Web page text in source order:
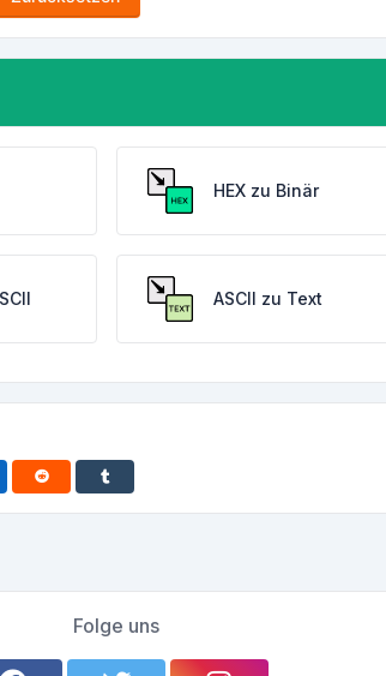
HEX zu Binär
ASCII zu Text
Folge uns